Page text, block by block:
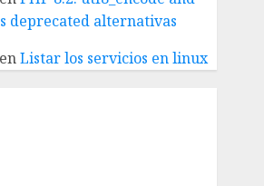
deprecated alternativas
Listar los servicios en linux